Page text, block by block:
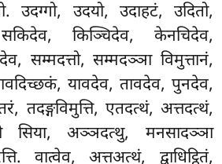
उदग्गो, उदयो, उदाहटं, उदितो,
किञ्चिदेव, केनचिदेव,
सम्मदत्तो, सम्मदञ्ञा विमुत्तानं,
यावदेव, तावदेव, पुनदेव,
तदङ्गविमुत्ति, एतदत्थं, अत्तदत्थं,
सिया, अञ्ञदत्थु, मनसादञ्ञा
वात्वेव, अत्तअत्थं, द्वाधिट्ठितं,